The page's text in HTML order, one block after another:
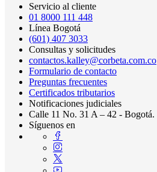
Servicio al cliente
01 8000 111 448
Línea Bogotá
(601) 407 3033
Consultas y solicitudes
contactos.kalley@corbeta.com.co
Formulario de contacto
Preguntas frecuentes
Certificados tributarios
Notificaciones judiciales
Calle 11 No. 31 A – 42 - Bogotá.
Síguenos en